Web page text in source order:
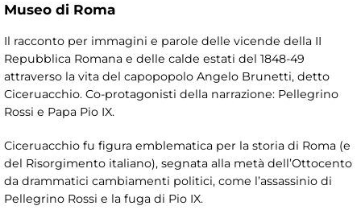
Museo di Roma
Il racconto per immagini e parole delle vicende della II
Repubblica Romana e delle calde estati del 1848-49
attraverso la vita del capopopolo Angelo Brunetti, detto
Ciceruacchio. Co-protagonisti della narrazione: Pellegrino
Rossi e Papa Pio IX.
Ciceruacchio fu figura emblematica per la storia di Roma (e
del Risorgimento italiano), segnata alla metà dell’Ottocento
da drammatici cambiamenti politici, come l’assassinio di
Pellegrino Rossi e la fuga di Pio IX.